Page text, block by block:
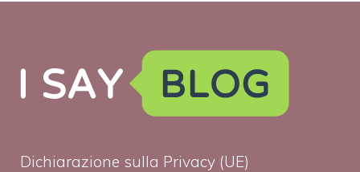
Dichiarazione sulla Privacy (UE)